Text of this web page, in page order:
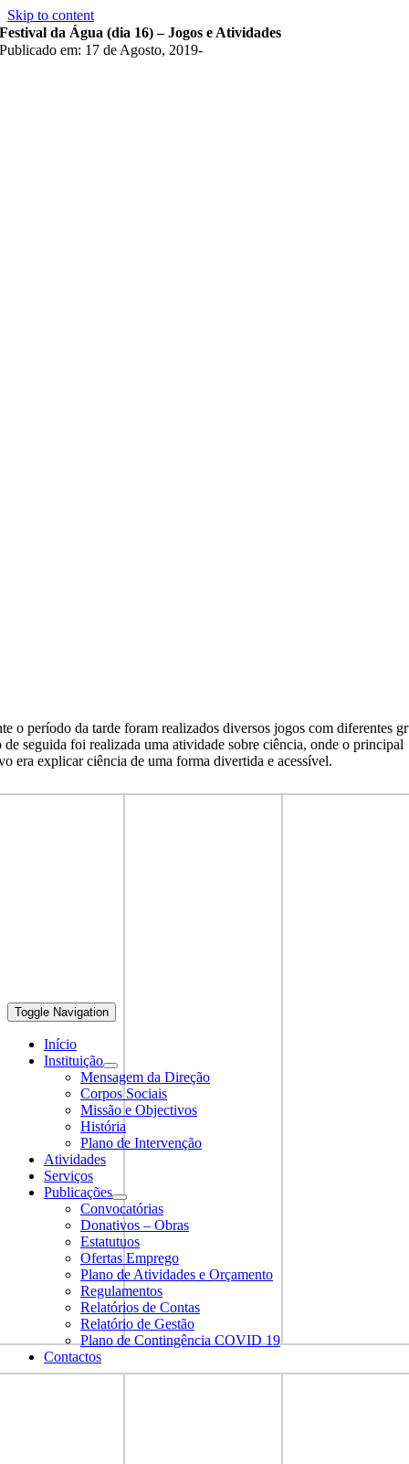
Skip to content
Toggle Navigation
Início
Instituição
Mensagem da Direção
Corpos Sociais
Missão e Objectivos
História
Plano de Intervenção
Atividades
Serviços
Publicações
Convocatórias
Donativos – Obras
Estatutuos
Ofertas Emprego
Plano de Atividades e Orçamento
Regulamentos
Relatórios de Contas
Relatório de Gestão
Plano de Contingência COVID 19
Contactos
Festival da Água (dia 16) – Jogos e Atividades
Publicado em: 17 de Agosto, 2019-
o período da tarde foram realizados diversos jogos com diferentes
de seguida foi realizada uma atividade sobre ciência, onde o principal
era explicar ciência de uma forma divertida e acessível.